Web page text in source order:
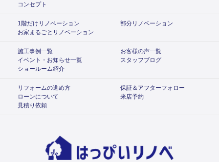
コンセプト
1階だけリノベーション
部分リノベーション
お家まるごとリノベーション
施工事例一覧
お客様の声一覧
イベント・お知らせ一覧
スタッフブログ
ショールーム紹介
リフォームの進め方
保証＆アフターフォロー
ローンについて
来店予約
見積り依頼